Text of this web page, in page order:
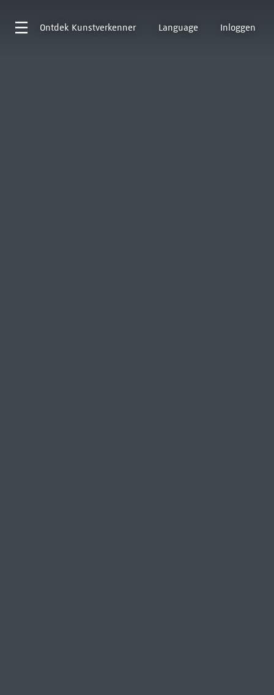
Ontdek Kunstverkenner Language Inloggen